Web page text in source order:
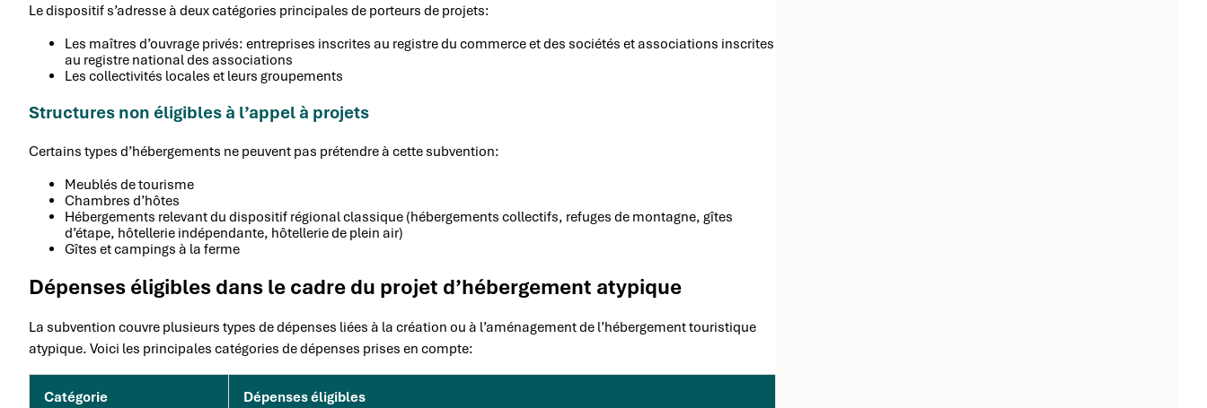
Le dispositif s’adresse à deux catégories principales de porteurs de projets:
Les maîtres d’ouvrage privés: entreprises inscrites au registre du commerce et des sociétés et associations inscrites
au registre national des associations
Les collectivités locales et leurs groupements
Structures non éligibles à l’appel à projets
Certains types d’hébergements ne peuvent pas prétendre à cette subvention:
Meublés de tourisme
Chambres d’hôtes
Hébergements relevant du dispositif régional classique (hébergements collectifs, refuges de montagne, gîtes
d’étape, hôtellerie indépendante, hôtellerie de plein air)
Gîtes et campings à la ferme
Dépenses éligibles dans le cadre du projet d’hébergement atypique
La subvention couvre plusieurs types de dépenses liées à la création ou à l’aménagement de l’hébergement touristique
atypique. Voici les principales catégories de dépenses prises en compte:
Catégorie Dépenses éligibles